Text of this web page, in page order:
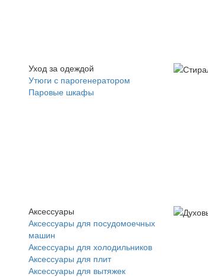
Уход за одеждой
Утюги с парогенератором
Паровые шкафы
Аксессуары
Аксессуары для посудомоечных
машин
Аксессуары для холодильников
Аксессуары для плит
Аксессуары для вытяжек